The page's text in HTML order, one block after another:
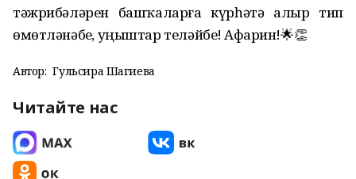
тәжрибәләрен башҡаларға күрһәтә алыр тип
өмөтләнәбеҙ, уңыштар теләйбеҙ! Афарин!🌟👏
Автор: Гульсира Шагиева
Читайте нас